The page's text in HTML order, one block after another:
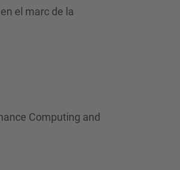
el marc de la
Computing and